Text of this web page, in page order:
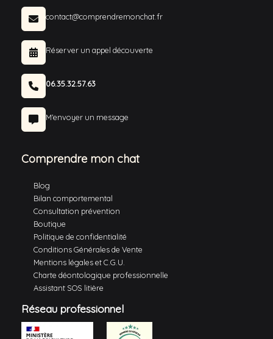
contact@comprendremonchat.fr
Réserver un appel découverte
06.35.32.57.63
M'envoyer un message
Comprendre mon chat
Blog
Bilan comportemental
Consultation prévention
Boutique
Politique de confidentialité
Conditions Générales de Vente
Mentions légales et C.G.U.
Charte déontologique professionnelle
Assistant SOS litière
Réseau professionnel